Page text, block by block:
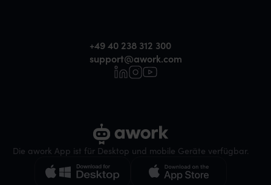
Die awork App ist für Desktop und mobile Geräte verfügbar.
+49 40 238 312 300
support@awork.com